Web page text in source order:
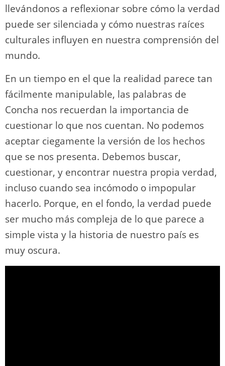
llevándonos a reflexionar sobre cómo la verdad
puede ser silenciada y cómo nuestras raíces
culturales influyen en nuestra comprensión del
mundo.
En un tiempo en el que la realidad parece tan
fácilmente manipulable, las palabras de
Concha nos recuerdan la importancia de
cuestionar lo que nos cuentan. No podemos
aceptar ciegamente la versión de los hechos
que se nos presenta. Debemos buscar,
cuestionar, y encontrar nuestra propia verdad,
incluso cuando sea incómodo o impopular
hacerlo. Porque, en el fondo, la verdad puede
ser mucho más compleja de lo que parece a
simple vista y la historia de nuestro país es
muy oscura.